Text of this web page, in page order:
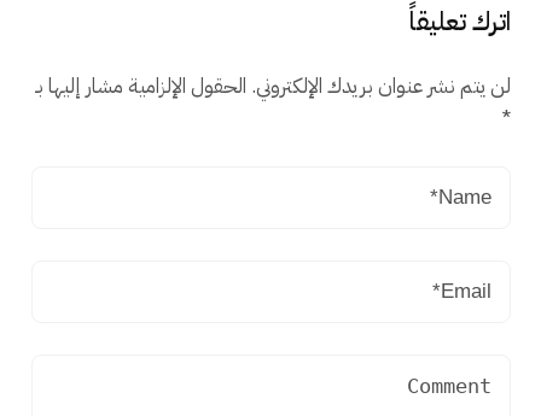
اترك تعليقاً
لن يتم نشر عنوان بريدك الإلكتروني. الحقول الإلزامية مشار إليها بـ
*